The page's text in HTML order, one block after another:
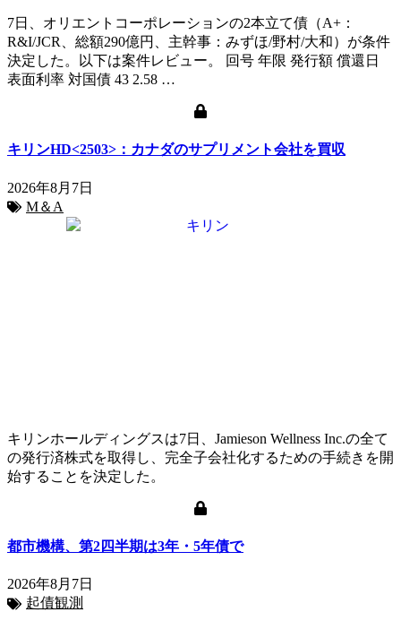
7日、オリエントコーポレーションの2本立て債（A+：
R&I/JCR、総額290億円、主幹事：みずほ/野村/大和）が条件
決定した。以下は案件レビュー。 回号 年限 発行額 償還日
表面利率 対国債 43 2.58 …
キリンHD<2503>：カナダのサプリメント会社を買収
2026年8月7日
M＆A
キリンホールディングスは7日、Jamieson Wellness Inc.の全て
の発行済株式を取得し、完全子会社化するための手続きを開
始することを決定した。
都市機構、第2四半期は3年・5年債で
2026年8月7日
起債観測